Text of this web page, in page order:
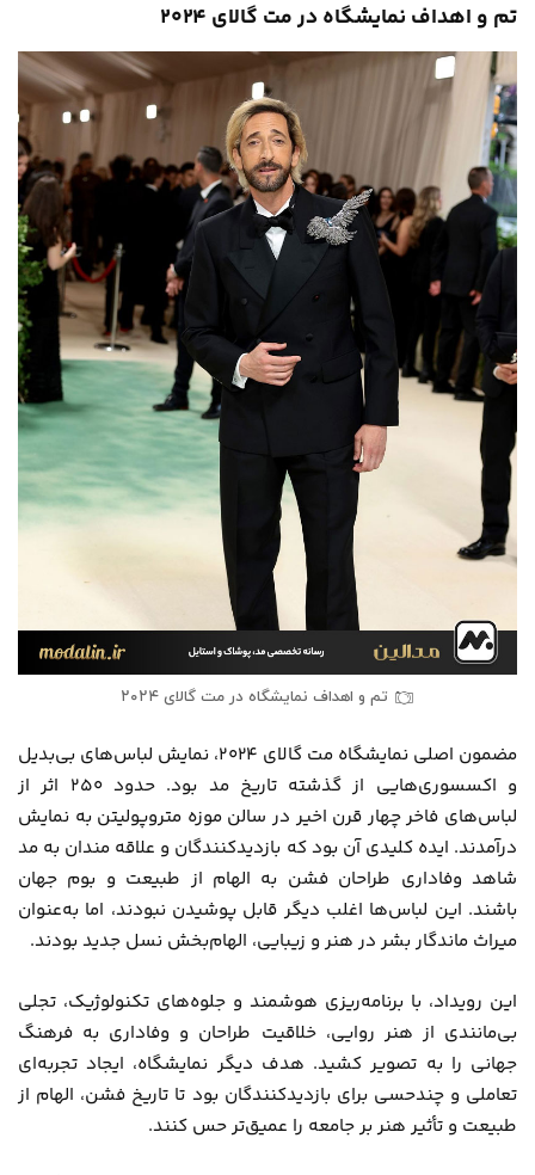
تم و اهداف نمایشگاه در مت گالای ۲۰۲۴
تم و اهداف نمایشگاه در مت گالای ۲۰۲۴
مضمون اصلی نمایشگاه مت گالای ۲۰۲۴، نمایش لباس‌های بی‌بدیل
و اکسسوری‌هایی از گذشته تاریخ مد بود. حدود ۲۵۰ اثر از
لباس‌های فاخر چهار قرن اخیر در سالن موزه متروپولیتن به نمایش
درآمدند. ایده کلیدی آن بود که بازدیدکنندگان و علاقه مندان به مد
شاهد وفاداری طراحان فشن به الهام از طبیعت و بوم جهان
باشند. این لباس‌ها اغلب دیگر قابل پوشیدن نبودند، اما به‌عنوان
میراث ماندگار بشر در هنر و زیبایی، الهام‌بخش نسل جدید بودند.
این رویداد، با برنامه‌ریزی هوشمند و جلوه‌های تکنولوژیک، تجلی
بی‌مانندی از هنر روایی، خلاقیت طراحان و وفاداری به فرهنگ
جهانی را به تصویر کشید. هدف دیگر نمایشگاه، ایجاد تجربه‌ای
تعاملی و چندحسی برای بازدیدکنندگان بود تا تاریخ فشن، الهام از
طبیعت و تأثیر هنر بر جامعه را عمیق‌تر حس کنند.